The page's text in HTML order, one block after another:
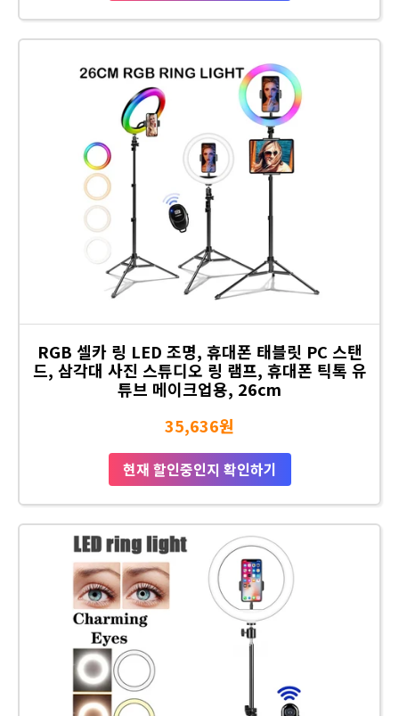
RGB 셀카 링 LED 조명, 휴대폰 태블릿 PC 스탠
드, 삼각대 사진 스튜디오 링 램프, 휴대폰 틱톡 유
튜브 메이크업용, 26cm
35,636원
현재 할인중인지 확인하기